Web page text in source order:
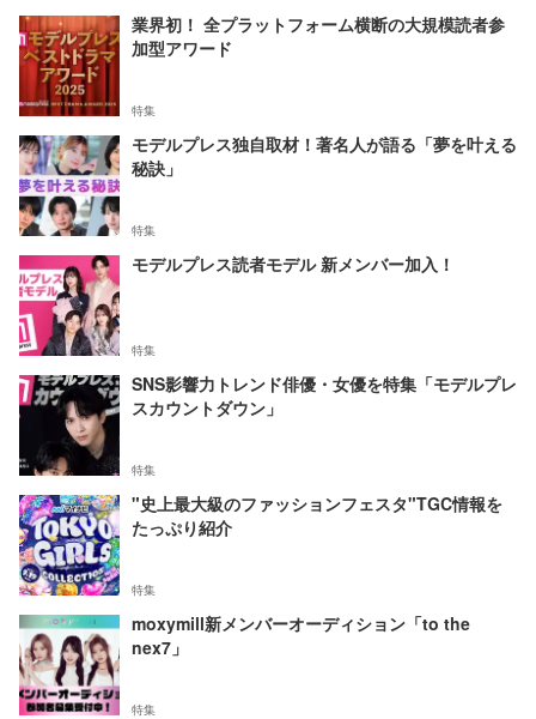
業界初！ 全プラットフォーム横断の大規模読者参
加型アワード
特集
モデルプレス独自取材！著名人が語る「夢を叶える
秘訣」
特集
モデルプレス読者モデル 新メンバー加入！
特集
SNS影響力トレンド俳優・女優を特集「モデルプレ
スカウントダウン」
特集
"史上最大級のファッションフェスタ"TGC情報を
たっぷり紹介
特集
moxymill新メンバーオーディション「to the
nex7」
特集